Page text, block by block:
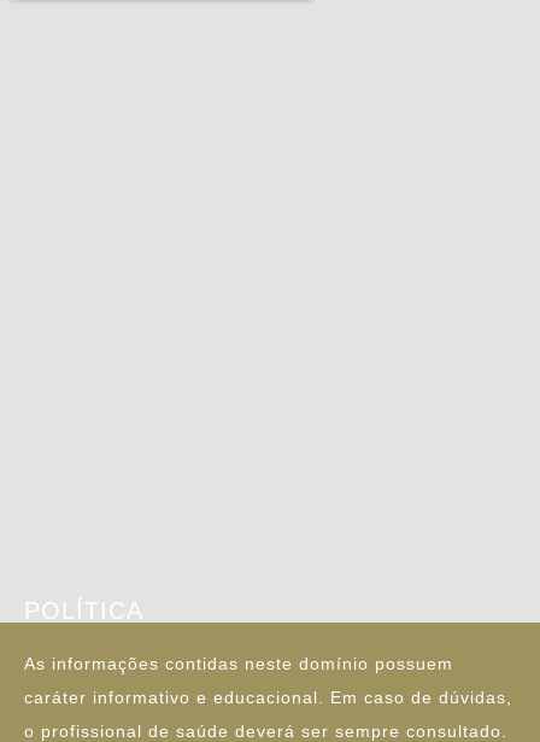
POLÍTICA
As informações contidas neste domínio possuem
caráter informativo e educacional. Em caso de dúvidas,
o profissional de saúde deverá ser sempre consultado.